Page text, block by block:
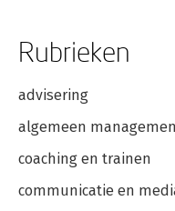
Rubrieken
advisering
algemeen
coaching en trainen
communicatie en